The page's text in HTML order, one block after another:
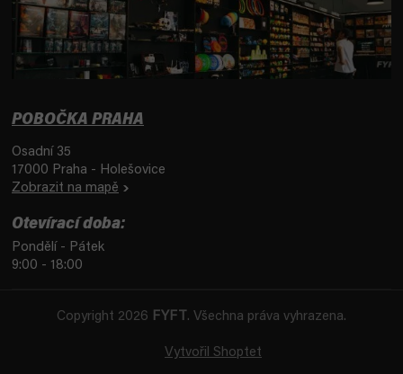
POBOČKA PRAHA
Osadní 35
17000 Praha - Holešovice
Zobrazit na mapě
Otevírací doba:
Pondělí - Pátek
9:00 - 18:00
Vytvořil Shoptet
Copyright 2026 FYFT . Všechna práva vyhrazena.